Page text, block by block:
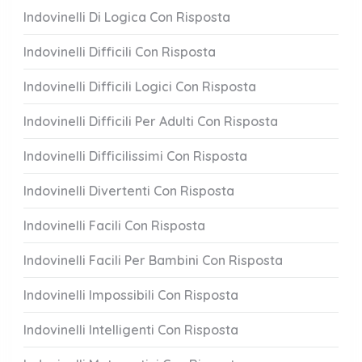
Indovinelli Di Logica Con Risposta
Indovinelli Difficili Con Risposta
Indovinelli Difficili Logici Con Risposta
Indovinelli Difficili Per Adulti Con Risposta
Indovinelli Difficilissimi Con Risposta
Indovinelli Divertenti Con Risposta
Indovinelli Facili Con Risposta
Indovinelli Facili Per Bambini Con Risposta
Indovinelli Impossibili Con Risposta
Indovinelli Intelligenti Con Risposta